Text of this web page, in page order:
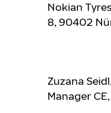
Nokian
8, 90402
Zuzana
Manager